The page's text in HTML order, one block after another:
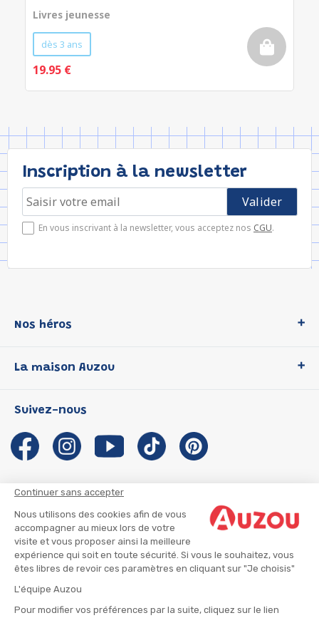
Continuer sans accepter
Nous utilisons des cookies afin de vous
accompagner au mieux lors de votre
visite et vous proposer ainsi la meilleure
expérience qui soit en toute sécurité. Si vous le souhaitez, vous
êtes libres de revoir ces paramètres en cliquant sur "Je choisis"
L'équipe Auzou
Pour modifier vos préférences par la suite, cliquez sur le lien
Livres jeunesse
dès 3 ans
19.95 €
Inscription à la newsletter
En vous inscrivant à la newsletter, vous acceptez nos CGU.
Nos héros
P'tit Loup
Les Influenceuses
Migali
Petite Taupe
La maison Auzou
Notre histoire
Auzou s'engage
Auteurs et illustrateurs Auzou
Suivre mon colis
Infos consommateur
Suivez-nous
CGU
CGV
Mentions légales